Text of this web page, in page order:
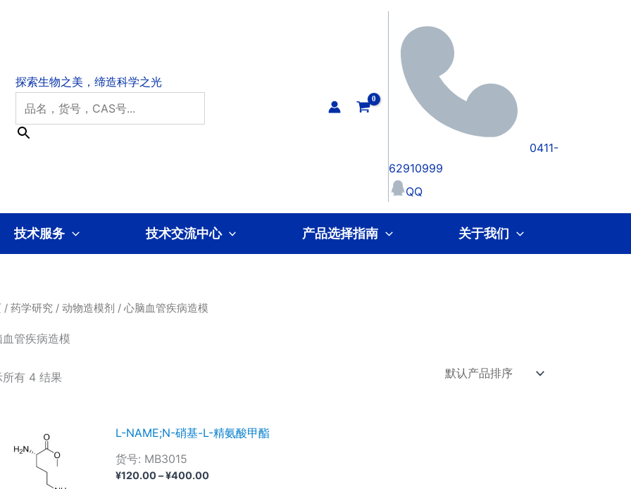
0411-
62910999
QQ
技术服务 技术交流中心 产品选择指南 关于我们
/ 药学研究 / 动物造模剂 / 心脑血管疾病造模
管疾病造模
所有 4 结果
L-NAME;N-硝基-L-精氨酸甲酯
货号: MB3015
¥120.00–¥400.00价